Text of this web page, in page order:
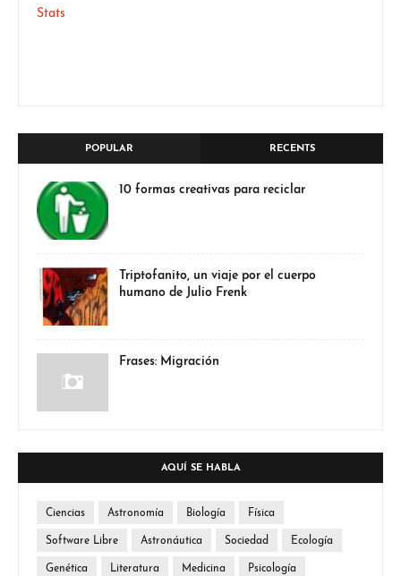
Stats
POPULAR RECENTS
10 formas creativas para reciclar
Triptofanito, un viaje por el cuerpo
humano de Julio Frenk
Frases: Migración
AQUÍ SE HABLA
Ciencias Astronomía Biología Física
Software Libre Astronáutica Sociedad Ecología
Genética Literatura Medicina Psicología